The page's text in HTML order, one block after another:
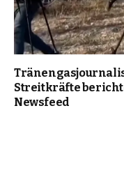
Streitkräfte
Newsfeed